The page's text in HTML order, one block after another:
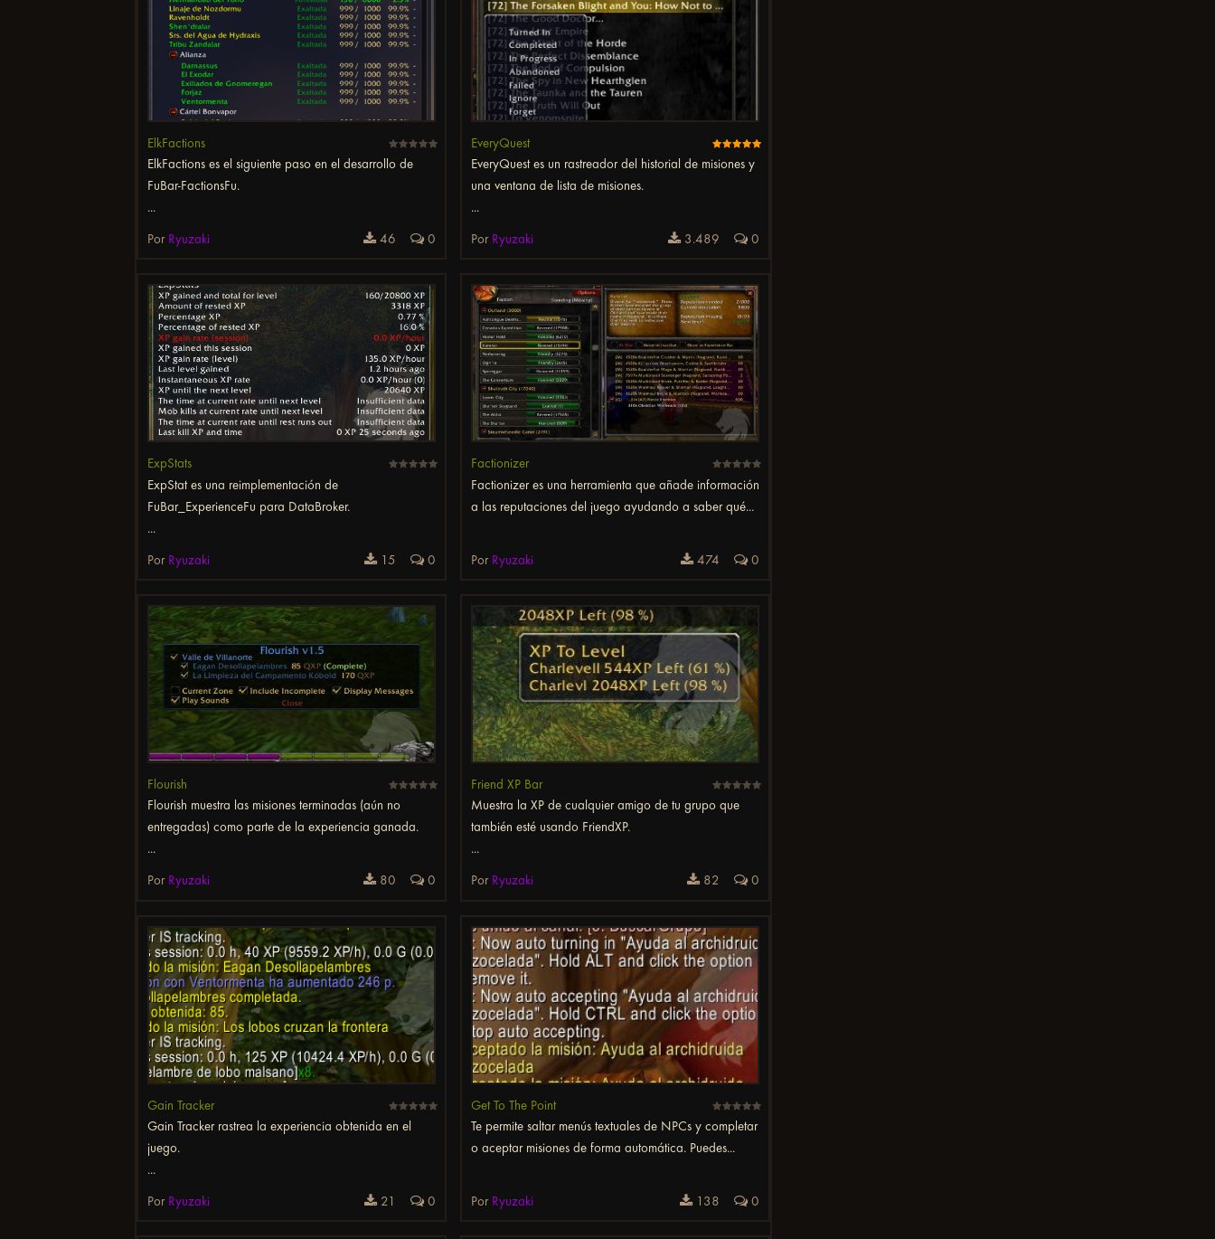
ElkFactions
ElkFactions es el siguiente paso en el desarrollo de
FuBar-FactionsFu.
...
Por Ryuzaki 46 0
EveryQuest
EveryQuest es un rastreador del historial de misiones y
una ventana de lista de misiones.
...
Por Ryuzaki 3.489 0
ExpStats
ExpStat es una reimplementación de
FuBar_ExperienceFu para DataBroker.
...
Por Ryuzaki 15 0
Factionizer
Factionizer es una herramienta que añade información
a las reputaciones del juego ayudando a saber qué...
Por Ryuzaki 474 0
Flourish
Flourish muestra las misiones terminadas (aún no
entregadas) como parte de la experiencia ganada.
...
Por Ryuzaki 80 0
Friend XP Bar
Muestra la XP de cualquier amigo de tu grupo que
también esté usando FriendXP.
...
Por Ryuzaki 82 0
Gain Tracker
Gain Tracker rastrea la experiencia obtenida en el
juego.
...
Por Ryuzaki 21 0
Get To The Point
Te permite saltar menús textuales de NPCs y completar
o aceptar misiones de forma automática. Puedes...
Por Ryuzaki 138 0